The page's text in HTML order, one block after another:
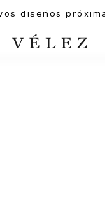
diseños